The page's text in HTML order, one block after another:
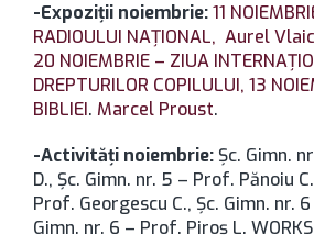
-Expoziţii noiembrie:11
RADIOULUI NAŢIONAL, Aurel
20 NOIEMBRIE – ZIUA
DREPTURILOR COPILULUI, 13
BIBLIEI. Marcel Proust.
-Activităţi noiembrie: Șc. Gimn.
D., Șc. Gimn. nr. 5 – Prof. Pănoiu
Prof. Georgescu C., Șc. Gimn. nr.
Gimn. nr. 6 – Prof. Piroș L.